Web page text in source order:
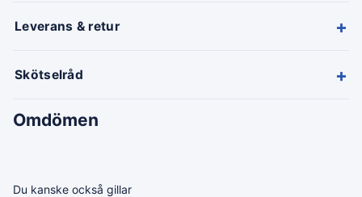
Leverans & retur +
Skötselråd +
Omdömen
Du kanske också gillar